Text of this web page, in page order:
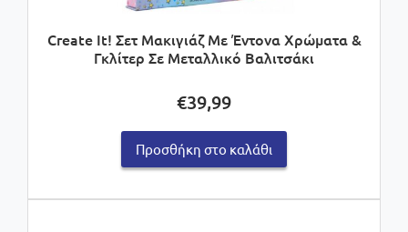
Create It! Σετ Μακιγιάζ Με Έντονα Χρώματα &
Γκλίτερ Σε Μεταλλικό Βαλιτσάκι
€39,99
Προσθήκη στο καλάθι